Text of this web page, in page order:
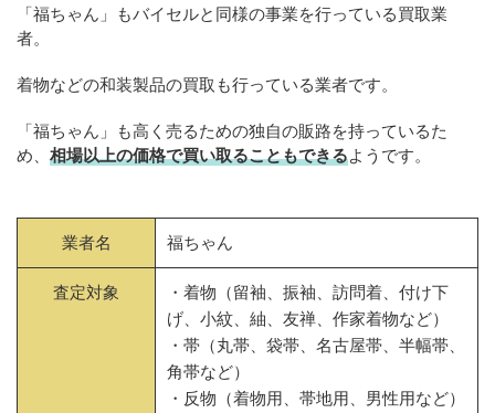
「福ちゃん」もバイセルと同様の事業を行っている買取業
者。
着物などの和装製品の買取も行っている業者です。
「福ちゃん」も高く売るための独自の販路を持っているた
め、 相場以上の価格で買い取ることもできるようです。
業者名 福ちゃん
査定対象
・着物（留袖、振袖、訪問着、付け下
げ、小紋、紬、友禅、作家着物など）
・帯（丸帯、袋帯、名古屋帯、半幅帯、
角帯など）
・反物（着物用、帯地用、男性用など）